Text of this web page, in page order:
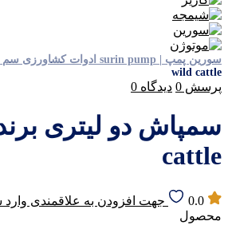
سورین پمپ | surin pump ادوات کشاورزی سم
wild cattle
پرسش 0 دیدگاه 0
cattle
0.0 جهت افزودن به علاقمندی وارد
محصول